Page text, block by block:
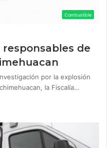
Combustible
de
por la explosión
la Fiscalía…